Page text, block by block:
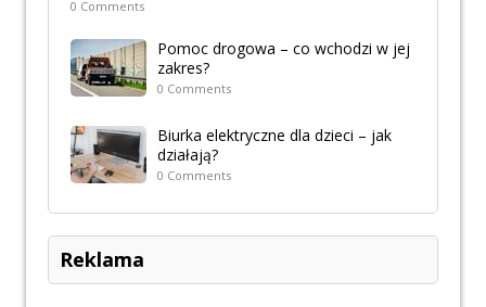
0 Comments
Pomoc drogowa – co wchodzi w jej
zakres?
0 Comments
Biurka elektryczne dla dzieci – jak
działają?
0 Comments
Reklama